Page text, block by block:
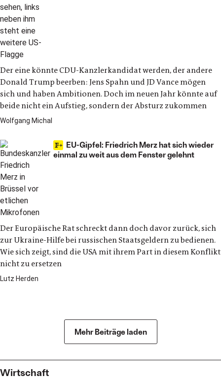
Der eine könnte CDU-Kanzlerkandidat werden, der andere
Donald Trump beerben: Jens Spahn und JD Vance mögen
sich und haben Ambitionen. Doch im neuen Jahr könnte auf
beide nicht ein Aufstieg, sondern der Absturz zukommen
Wolfgang Michal
EU-Gipfel: Friedrich Merz hat sich wieder
einmal zu weit aus dem Fenster gelehnt
Der Europäische Rat schreckt dann doch davor zurück, sich
zur Ukraine-Hilfe bei russischen Staatsgeldern zu bedienen.
Wie sich zeigt, sind die USA mit ihrem Part in diesem Konflikt
nicht zu ersetzen
Lutz Herden
Mehr Beiträge laden
Wirtschaft